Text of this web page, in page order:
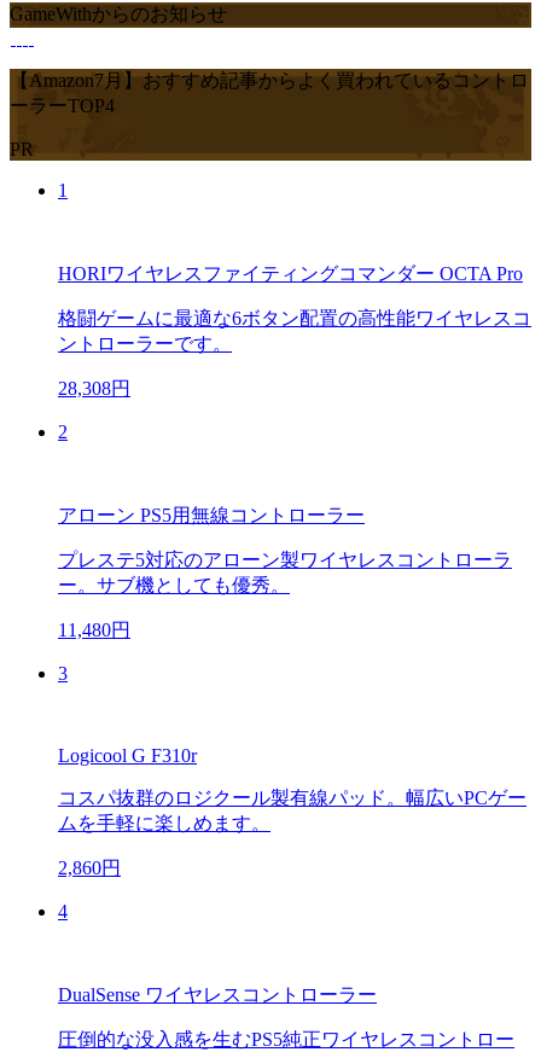
GameWithからのお知らせ
【Amazon7月】おすすめ記事からよく買われているコントロ
ーラーTOP4
PR
1
HORIワイヤレスファイティングコマンダー OCTA Pro
格闘ゲームに最適な6ボタン配置の高性能ワイヤレスコ
ントローラーです。
28,308円
2
アローン PS5用無線コントローラー
プレステ5対応のアローン製ワイヤレスコントローラ
ー。サブ機としても優秀。
11,480円
3
Logicool G F310r
コスパ抜群のロジクール製有線パッド。幅広いPCゲー
ムを手軽に楽しめます。
2,860円
4
DualSense ワイヤレスコントローラー
圧倒的な没入感を生むPS5純正ワイヤレスコントロー